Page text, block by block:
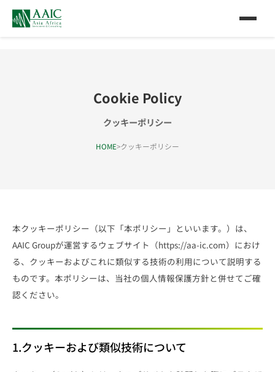
Cookie Policy
クッキーポリシー
HOME>クッキーポリシー
本クッキーポリシー（以下「本ポリシー」といいます。）は、
AAIC Groupが運営するウェブサイト（https://aa-ic.com）におけ
る、クッキーおよびこれに類似する技術の利用について説明する
ものです。本ポリシーは、当社の個人情報保護方針と併せてご確
認ください。
1.クッキーおよび類似技術について